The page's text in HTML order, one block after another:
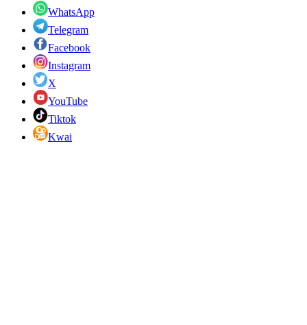
WhatsApp
Telegram
Facebook
Instagram
X
YouTube
Tiktok
Kwai